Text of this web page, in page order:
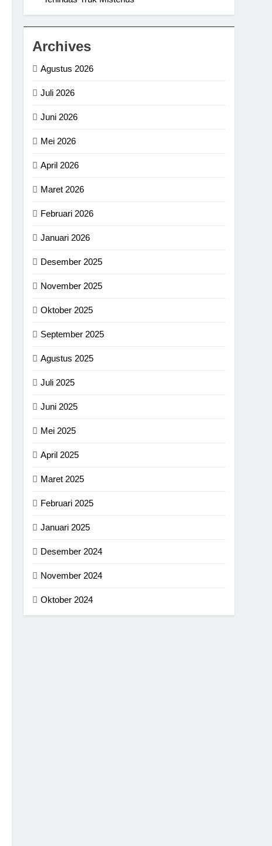
Archives
Agustus 2026
Juli 2026
Juni 2026
Mei 2026
April 2026
Maret 2026
Februari 2026
Januari 2026
Desember 2025
November 2025
Oktober 2025
September 2025
Agustus 2025
Juli 2025
Juni 2025
Mei 2025
April 2025
Maret 2025
Februari 2025
Januari 2025
Desember 2024
November 2024
Oktober 2024